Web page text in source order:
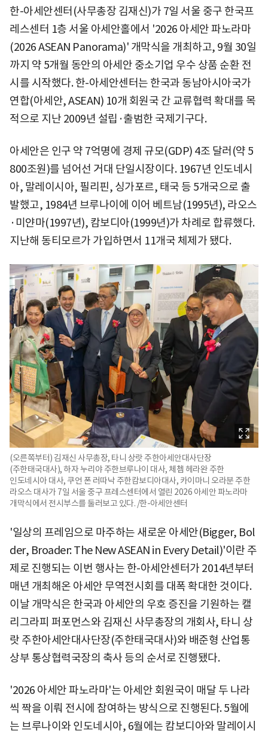
한-아세안센터(사무총장 김재신)가 7일 서울 중구 한국프
레스센터 1층 서울 아세안홀에서 '2026 아세안 파노라마
(2026 ASEAN Panorama)' 개막식을 개최하고, 9월 30일
까지 약 5개월 동안의 아세안 중소기업 우수 상품 순환 전
시를 시작했다. 한-아세안센터는 한국과 동남아시아국가
연합(아세안, ASEAN) 10개 회원국 간 교류협력 확대를 목
적으로 지난 2009년 설립·출범한 국제기구다.
아세안은 인구 약 7억명에 경제 규모(GDP) 4조 달러(약 5
800조원)를 넘어선 거대 단일시장이다. 1967년 인도네시
아, 말레이시아, 필리핀, 싱가포르, 태국 등 5개국으로 출
발했고, 1984년 브루나이에 이어 베트남(1995년), 라오스
·미얀마(1997년), 캄보디아(1999년)가 차례로 합류했다.
지난해 동티모르가 가입하면서 11개국 체제가 됐다.
(오른쪽부터) 김재신 사무총장, 타니 상랏 주한아세안대사단장
(주한태국대사), 하자 누리야 주한브루나이 대사, 체쳅 헤라완 주한
인도네시아 대사, 쿠언 폰 러따낙 주한캄보디아대사, 카이마니 오라분 주한
라오스 대사가 7일 서울 중구 프레스센터에서 열린 2026 아세안 파노라마
개막식에서 전시부스를 둘러보고 있다. /한-아세안센터
'일상의 프레임으로 마주하는 새로운 아세안(Bigger, Bol
der, Broader: The New ASEAN in Every Detail)'이란 주
제로 진행되는 이번 행사는 한-아세안센터가 2014년부터
매년 개최해온 아세안 무역전시회를 대폭 확대한 것이다.
이날 개막식은 한국과 아세안의 우호 증진을 기원하는 캘
리그라피 퍼포먼스와 김재신 사무총장의 개회사, 타니 상
랏 주한아세안대사단장(주한태국대사)와 배준형 산업통
상부 통상협력국장의 축사 등의 순서로 진행됐다.
'2026 아세안 파노라마'는 아세안 회원국이 매달 두 나라
씩 짝을 이뤄 전시에 참여하는 방식으로 진행된다. 5월에
는 브루나이와 인도네시아, 6월에는 캄보디아와 말레이시